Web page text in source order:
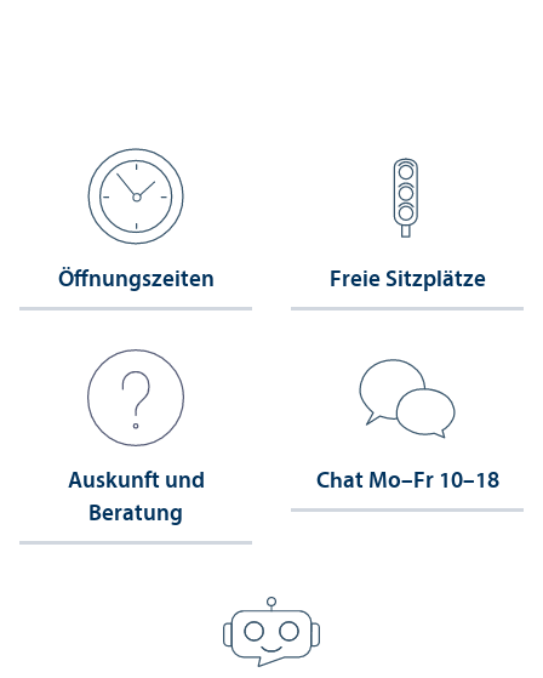
Öffnungs­zeiten Freie Sitzplätze
Auskunft und
Beratung
Chat Mo–Fr 10–18